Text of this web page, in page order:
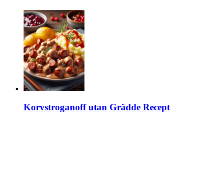
Korvstroganoff utan Grädde Recept